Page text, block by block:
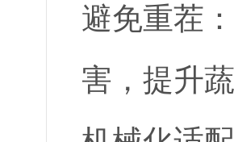
避免重茬
害，提升